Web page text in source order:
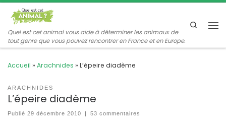
Passer au contenu
Quel est cet animal vous aide à déterminer les animaux de
tout genre que vous pouvez rencontrer en France et en Europe.
Search
Accueil » Arachnides » L’épeire diadème
ARACHNIDES
L’épeire diadème
Publié 29 décembre 2010 | 53 commentaires